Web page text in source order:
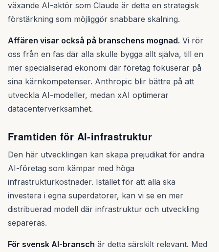
växande AI-aktör som Claude är detta en strategisk
förstärkning som möjliggör snabbare skalning.
Affären visar också på branschens mognad. Vi rör
oss från en fas där alla skulle bygga allt själva, till en
mer specialiserad ekonomi där företag fokuserar på
sina kärnkompetenser. Anthropic blir bättre på att
utveckla AI-modeller, medan xAI optimerar
datacenterverksamhet.
Framtiden för AI-infrastruktur
Den här utvecklingen kan skapa prejudikat för andra
AI-företag som kämpar med höga
infrastrukturkostnader. Istället för att alla ska
investera i egna superdatorer, kan vi se en mer
distribuerad modell där infrastruktur och utveckling
separeras.
För svensk AI-bransch är detta särskilt relevant. Med